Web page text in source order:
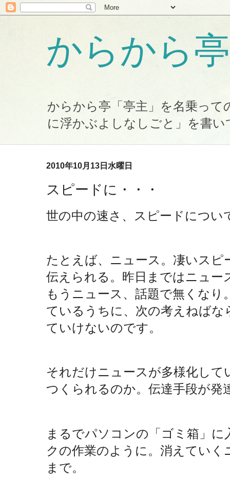
からから
からから亭「亭主」を名乗っ
に浮かぶよしなしごと」を書い
2010年10月13日水曜日
スピードに・・・
世の中の速さ、スピードについ
たとえば、ニュース。凄いス
伝えられる。昨日まではニュ
もうニュース、話題で無くな
ているうちに、次の考えねばな
ていけないのです。
それだけニュースが多様化し
つくられるのか。伝達手段が発
まるでパソコンの「ゴミ箱」
クの作業のように。消えていく
まで。